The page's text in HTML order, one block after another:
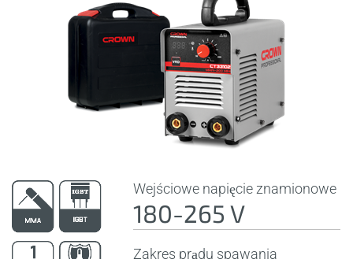
Wejściowe napięcie znamionowe
180-265 V
Zakres prądu spawania